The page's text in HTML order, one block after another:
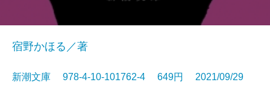
宿野かほる／著
新潮文庫 978-4-10-101762-4 649円 2021/09/29